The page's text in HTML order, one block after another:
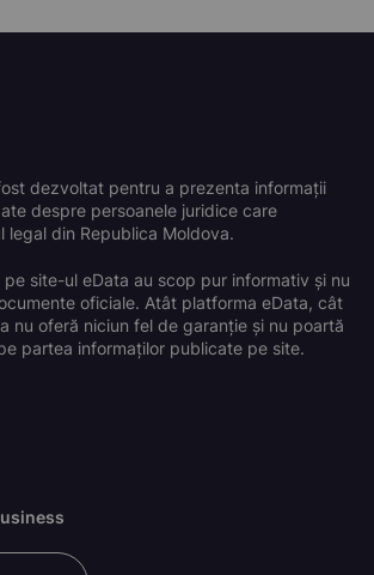
dezvoltat pentru a prezenta informații
despre persoanele juridice care
legal din Republica Moldova.
site-ul eData au scop pur informativ și nu
oficiale. Atât platforma eData, cât
nu oferă niciun fel de garanție și nu poartă
partea informaților publicate pe site.